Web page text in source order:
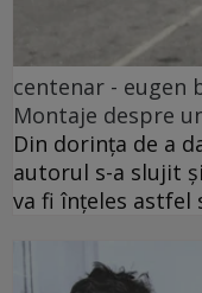
centenar - eugen
Montaje despre
Din dorința de a
autorul s-a slujit
va fi înțeles